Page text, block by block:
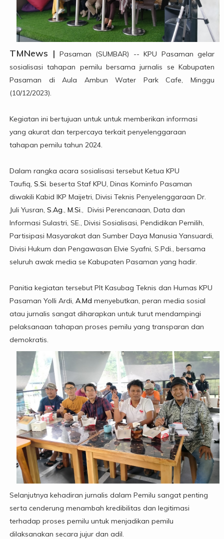
TMNews | Pasaman (SUMBAR) -- KPU Pasaman gelar
sosialisasi tahapan pemilu bersama jurnalis se Kabupaten
Pasaman di Aula Ambun Water Park Cafe, Minggu
(10/12/2023).
Kegiatan ini bertujuan untuk untuk memberikan informasi
yang akurat dan terpercaya terkait penyelenggaraan
tahapan pemilu tahun 2024.
Dalam rangka acara sosialisasi tersebut Ketua KPU
Taufiq, S.Si. beserta Staf KPU, Dinas Kominfo Pasaman
diwakili Kabid IKP Maijetri, Divisi Teknis Penyelenggaraan Dr.
Juli Yusran, S.Ag., M.Si., Divisi Perencanaan, Data dan
Informasi Sulastri, SE., Divisi Sosialisasi, Pendidikan Pemilih,
Partisipasi Masyarakat dan Sumber Daya Manusia Yansuardi,
Divisi Hukum dan Pengawasan Elvie Syafni, S.Pdi., bersama
seluruh awak media se Kabupaten Pasaman yang hadir.
Panitia kegiatan tersebut Plt Kasubag Teknis dan Humas KPU
Pasaman Yolli Ardi, A.Md menyebutkan, peran media sosial
atau jurnalis sangat diharapkan untuk turut mendampingi
pelaksanaan tahapan proses pemilu yang transparan dan
demokratis.
Selanjutnya kehadiran jurnalis dalam Pemilu sangat penting
serta cenderung menambah kredibilitas dan legitimasi
terhadap proses pemilu untuk menjadikan pemilu
dilaksanakan secara jujur dan adil.